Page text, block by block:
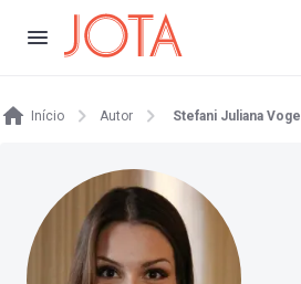
Início Autor Stefani Juliana Vogel